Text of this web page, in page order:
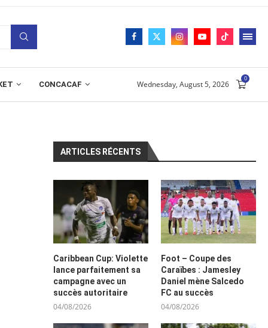
CONCACAF Wednesday, August 5, 2026
0
ARTICLES RÉCENTS
Caribbean Cup: Violette
lance parfaitement sa
campagne avec un
succès autoritaire
04/08/2026
Foot – Coupe des
Caraïbes : Jamesley
Daniel mène Salcedo
FC au succès
04/08/2026